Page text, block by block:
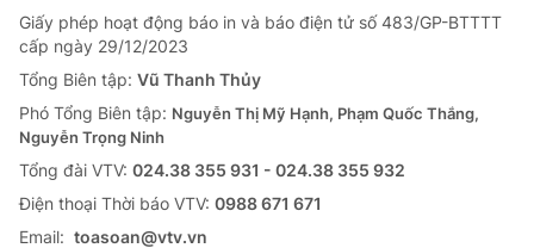
Giấy phép hoạt động báo in và báo điện tử số 483/GP-BTTTT
cấp ngày 29/12/2023
Tổng Biên tập: Vũ Thanh Thủy
Phó Tổng Biên tập: Nguyễn Thị Mỹ Hạnh, Phạm Quốc Thắng,
Nguyễn Trọng Ninh
Tổng đài VTV: 024.38 355 931 - 024.38 355 932
Ðiện thoại Thời báo VTV: 0988 671 671
Email: toasoan@vtv.vn